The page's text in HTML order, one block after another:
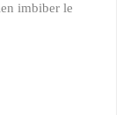
imbiber le